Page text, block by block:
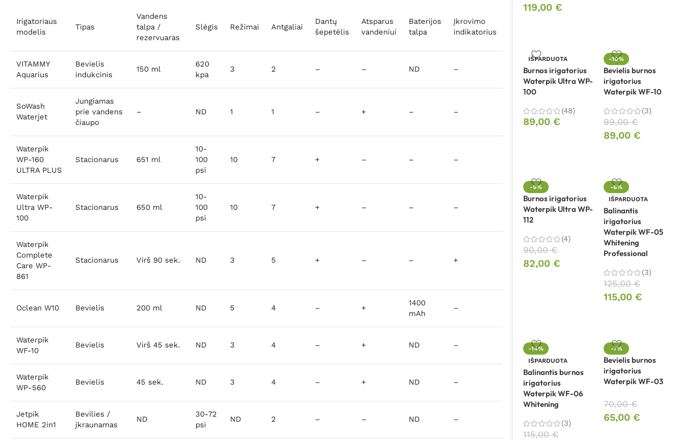
Irigatoriaus
modelis
Tipas
Vandens
talpa /
rezervuaras
Slėgis Režimai Antgaliai
Dantų
šepetėlis
Atsparus
vandeniui
Baterijos
talpa
Įkrovimo
indikatorius
VITAMMY
Aquarius
Bevielis
indukcinis
150 ml
620
kpa
3 2 – – ND –
SoWash
Waterjet
Jungiamas
prie vandens
čiaupo
– ND 1 1 – + – –
Waterpik
WP-160
ULTRA PLUS
Stacionarus 651 ml
10-
100
psi
10 7 + – – –
Waterpik
Ultra WP-
100
Stacionarus 650 ml
10-
100
psi
10 7 + – – –
Waterpik
Complete
Care WP-
861
Stacionarus Virš 90 sek. ND 3 5 + – – +
Oclean W10 Bevielis 200 ml ND 5 4 – +
1400
mAh
–
Waterpik
WF-10
Bevielis Virš 45 sek. ND 3 4 – + ND –
Waterpik
WP-560
Bevielis 45 sek. ND 3 4 – + ND –
Jetpik
HOME 2in1
Bevilies /
įkraunamas
ND
30-72
psi
ND 2 – – ND –
119,00 €
IŠPARDUOTA
Burnos irigatorius
Waterpik Ultra WP-
100
(48)
89,00 €
-10%
Bevielis burnos
irigatorius
Waterpik WF-10
(3)
99,00€
89,00 €
-9%
Burnos irigatorius
Waterpik Ultra WP-
112
(4)
90,00€
82,00 €
-8%
IŠPARDUOTA
Balinantis
irigatorius
Waterpik WF-05
Whitening
Professional
(3)
125,00€
115,00 €
-14%
IŠPARDUOTA
Balinantis burnos
irigatorius
Waterpik WF-06
Whitening
(3)
115,00€
-7%
Bevielis burnos
irigatorius
Waterpik WF-03
70,00€
65,00 €